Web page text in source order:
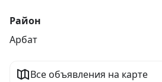
Район
Арбат
Все объявления на карте